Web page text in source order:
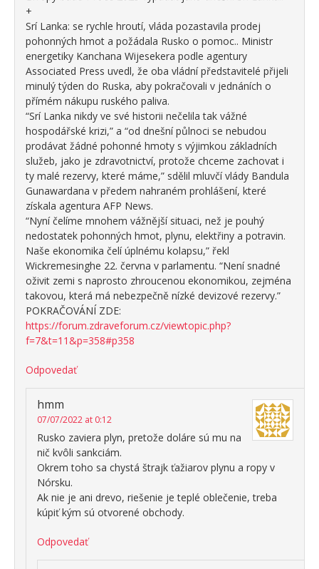
+
Srí Lanka: se rychle hroutí, vláda pozastavila prodej
pohonných hmot a požádala Rusko o pomoc.. Ministr
energetiky Kanchana Wijesekera podle agentury
Associated Press uvedl, že oba vládní představitelé přijeli
minulý týden do Ruska, aby pokračovali v jednáních o
přímém nákupu ruského paliva.
“Srí Lanka nikdy ve své historii nečelila tak vážné
hospodářské krizi,” a “od dnešní půlnoci se nebudou
prodávat žádné pohonné hmoty s výjimkou základních
služeb, jako je zdravotnictví, protože chceme zachovat i
ty malé rezervy, které máme,” sdělil mluvčí vlády Bandula
Gunawardana v předem nahraném prohlášení, které
získala agentura AFP News.
“Nyní čelíme mnohem vážnější situaci, než je pouhý
nedostatek pohonných hmot, plynu, elektřiny a potravin.
Naše ekonomika čelí úplnému kolapsu,” řekl
Wickremesinghe 22. června v parlamentu. “Není snadné
oživit zemi s naprosto zhroucenou ekonomikou, zejména
takovou, která má nebezpečně nízké devizové rezervy.”
POKRAČOVÁNÍ ZDE:
https://forum.zdraveforum.cz/viewtopic.php?
f=7&t=11&p=358#p358
Odpovedať
hmm
07/07/2022 at 0:12
Rusko zaviera plyn, pretože doláre sú mu na
nič kvôli sankciám.
Okrem toho sa chystá štrajk ťažiarov plynu a ropy v
Nórsku.
Ak nie je ani drevo, riešenie je teplé oblečenie, treba
kúpiť kým sú otvorené obchody.
Odpovedať